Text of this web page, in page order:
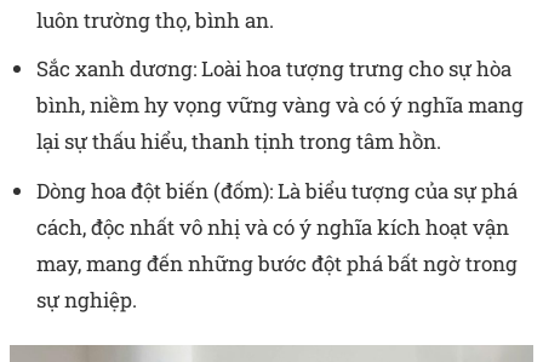
luôn trường thọ, bình an.
Sắc xanh dương: Loài hoa tượng trưng cho sự hòa
bình, niềm hy vọng vững vàng và có ý nghĩa mang
lại sự thấu hiểu, thanh tịnh trong tâm hồn.
Dòng hoa đột biến (đốm): Là biểu tượng của sự phá
cách, độc nhất vô nhị và có ý nghĩa kích hoạt vận
may, mang đến những bước đột phá bất ngờ trong
sự nghiệp.